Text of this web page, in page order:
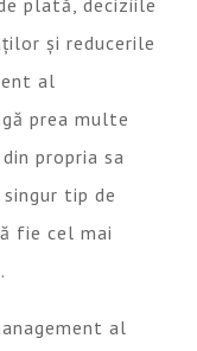
și reducerile
al
prea multe
propria sa
tip de
fie cel mai
al